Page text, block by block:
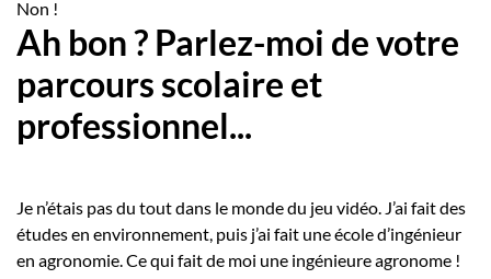
Non !
Ah bon ? Parlez-moi de votre
parcours scolaire et
professionnel...
Je n’étais pas du tout dans le monde du jeu vidéo. J’ai fait des
études en environnement, puis j’ai fait une école d’ingénieur
en agronomie. Ce qui fait de moi une ingénieure agronome !